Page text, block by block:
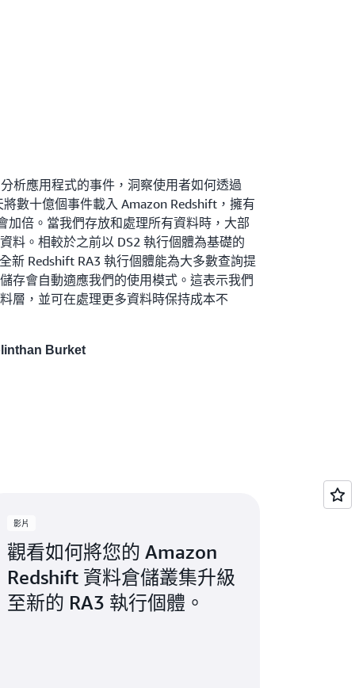
析應用程式的事件，洞察使用者如何透過
數十億個事件載入 Amazon Redshift，擁有
加倍。當我們存放和處理所有資料時，大部
料。相較於之前以 DS2 執行個體為基礎的
新 Redshift RA3 執行個體能為大多數查詢提
存會自動適應我們的使用模式。這表示我們
層，並可在處理更多資料時保持成本不
Burket
影片
觀看如何將您的 Amazon
Redshift 資料倉儲叢集升級
至新的 RA3 執行個體。